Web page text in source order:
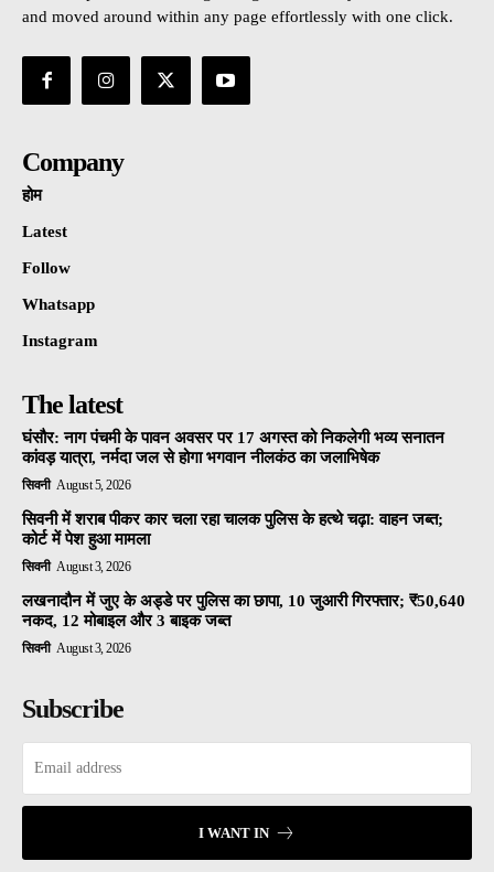
and moved around within any page effortlessly with one click.
Company
होम
Latest
Follow
Whatsapp
Instagram
The latest
घंसौर: नाग पंचमी के पावन अवसर पर 17 अगस्त को निकलेगी भव्य सनातन
कांवड़ यात्रा, नर्मदा जल से होगा भगवान नीलकंठ का जलाभिषेक
सिवनी August 5, 2026
सिवनी में शराब पीकर कार चला रहा चालक पुलिस के हत्थे चढ़ा: वाहन जब्त;
कोर्ट में पेश हुआ मामला
सिवनी August 3, 2026
लखनादौन में जुए के अड्डे पर पुलिस का छापा, 10 जुआरी गिरफ्तार; ₹50,640
नकद, 12 मोबाइल और 3 बाइक जब्त
सिवनी August 3, 2026
Subscribe
I WANT IN